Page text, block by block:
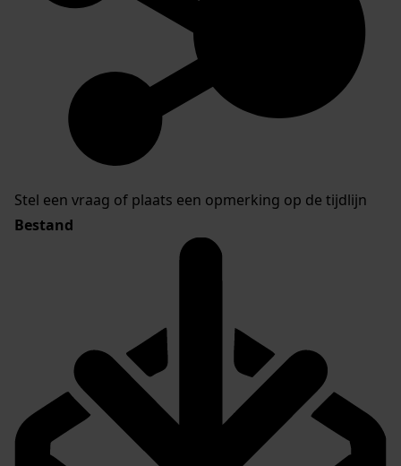
Stel een vraag of plaats een opmerking op de tijdlijn
Bestand